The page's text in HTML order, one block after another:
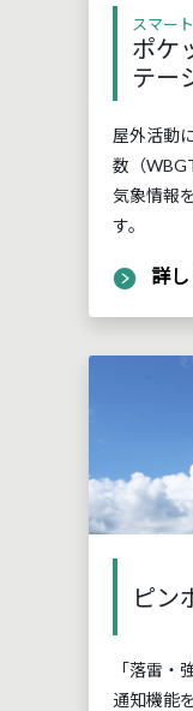
スマー
ポケ
テー
屋外活動
数（
気象情報
す。
詳
ピン
「落雷・
通知機能